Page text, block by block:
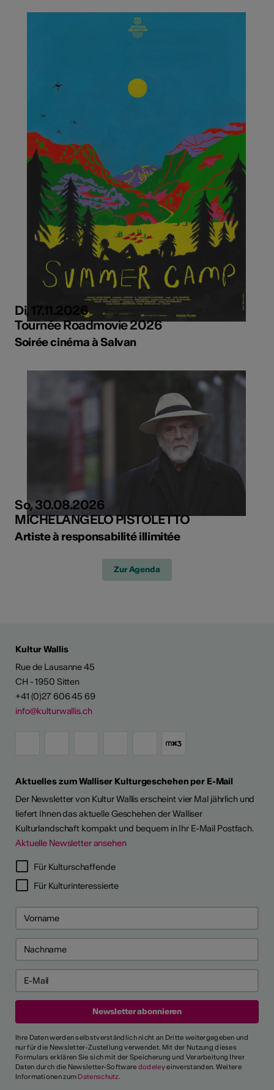
Di, 17.11.2026
Tournée Roadmovie 2026
Soirée cinéma à Salvan
So, 30.08.2026
MICHELANGELO PISTOLETTO
Artiste à responsabilité illimitée
Zur Agenda
Kultur Wallis
Rue de Lausanne 45
CH - 1950 Sitten
+41 (0)27 606 45 69
info@kulturwallis.ch
Aktuelles zum Walliser Kulturgeschehen per E-Mail
Der Newsletter von Kultur Wallis erscheint vier Mal jährlich und
liefert Ihnen das aktuelle Geschehen der Walliser
Kulturlandschaft kompakt und bequem in Ihr E-Mail Postfach.
Aktuelle Newsletter ansehen
Für Kulturschaffende
Für Kulturinteressierte
Ihre Daten werden selbstverständlich nicht an Dritte weitergegeben und
nur für die Newsletter-Zustellung verwendet. Mit der Nutzung dieses
Formulars erklären Sie sich mit der Speicherung und Verarbeitung Ihrer
Daten durch die Newsletter-Software dodeleyeinverstanden. Weitere
Informationen zum Datenschutz.